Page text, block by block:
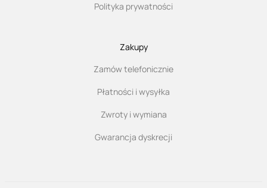
Polityka prywatności
Zakupy
Zamów telefonicznie
Płatności i wysyłka
Zwroty i wymiana
Gwarancja dyskrecji